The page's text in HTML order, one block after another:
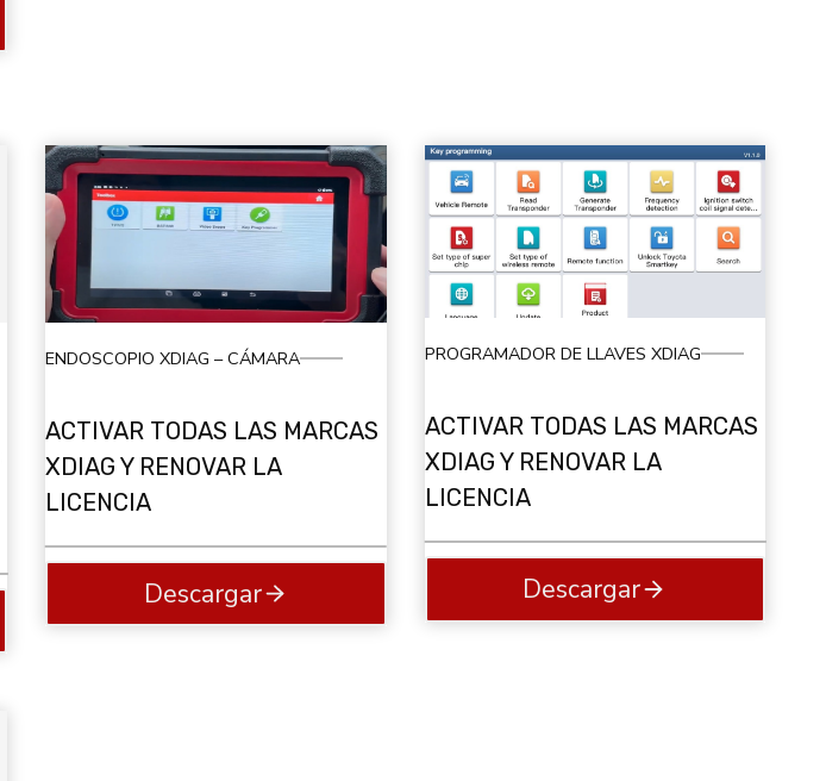
ENDOSCOPIO XDIAG – CÁMARA
ACTIVAR TODAS LAS MARCAS
XDIAG Y RENOVAR LA
LICENCIA
Descargar
PROGRAMADOR DE LLAVES XDIAG
ACTIVAR TODAS LAS MARCAS
XDIAG Y RENOVAR LA
LICENCIA
Descargar